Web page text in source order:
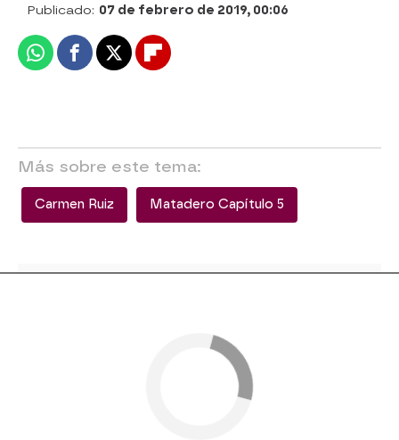
Publicado: 07 de febrero de 2019, 00:06
WhatsappFacebook
X Flipboard
Más sobre este tema:
Carmen Ruiz Matadero Capítulo 5